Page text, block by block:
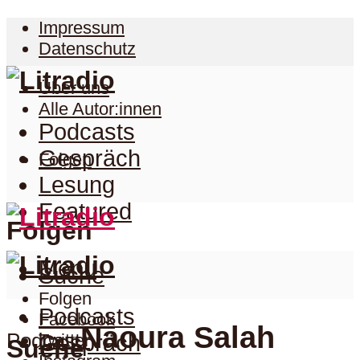
Impressum
Datenschutz
Über uns
Alle Autor:innen
Folgen
Folgen
Folgen
Facebook
Twitter
Podcasts
Gespräch
Lesung
Featured
Menu
Suche
Suche
Podcasts
Gespräch
PodcastNaoura Salah